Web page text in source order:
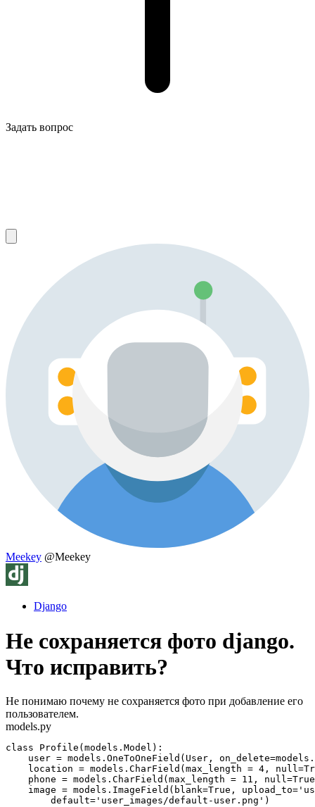
Задать вопрос
Meekey @Meekey
Django
Не сохраняется фото django.
Что исправить?
Не понимаю почему не сохраняется фото при добавление его
пользователем.
models.py
class Profile(models.Model):
user = models.OneToOneField(User,
location = models.CharField(max_length = 4,
phone = models.CharField(max_length = 11,
image = models.ImageField(blank=True,
        default='user_images/default-user.png')